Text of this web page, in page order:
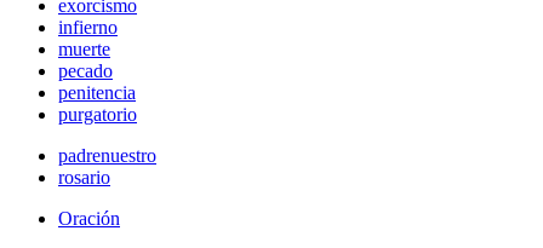
exorcismo
infierno
muerte
pecado
penitencia
purgatorio
padrenuestro
rosario
Oración